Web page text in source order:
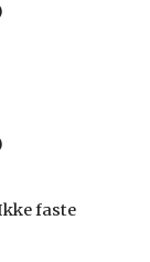
faste